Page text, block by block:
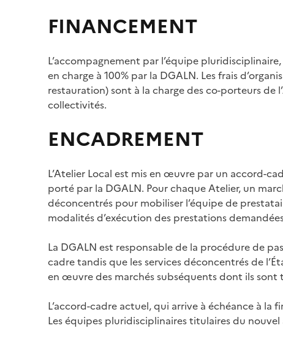
FINANCEMENT
L’accompagnement par l’équipe
en charge à 100% par la DGALN. Les frais
restauration) sont à la charge des co-porteurs de
collectivités.
ENCADREMENT
L’Atelier Local est mis en œuvre par un accord-
porté par la DGALN. Pour chaque Atelier, un
déconcentrés pour mobiliser l’équipe de
modalités d’exécution des prestations
La DGALN est responsable de la procédure de
cadre tandis que les services déconcentrés de
en œuvre des marchés subséquents dont ils sont
L’accord-cadre actuel, qui arrive à échéance à la
Les équipes pluridisciplinaires titulaires du